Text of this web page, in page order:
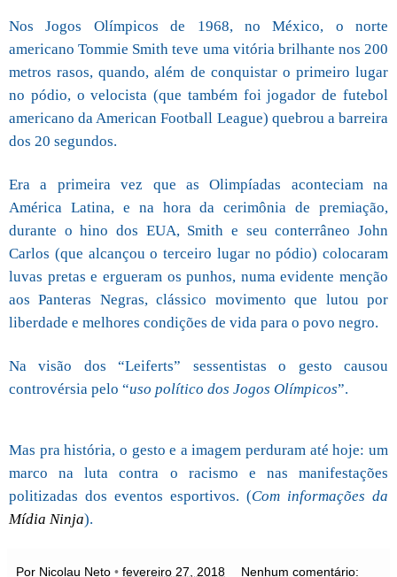
Nos Jogos Olímpicos de 1968, no México, o norte
americano Tommie Smith teve uma vitória brilhante nos 200
metros rasos, quando, além de conquistar o primeiro lugar
no pódio, o velocista (que também foi jogador de futebol
americano da American Football League) quebrou a barreira
dos 20 segundos.
Era a primeira vez que as Olimpíadas aconteciam na
América Latina, e na hora da cerimônia de premiação,
durante o hino dos EUA, Smith e seu conterrâneo John
Carlos (que alcançou o terceiro lugar no pódio) colocaram
luvas pretas e ergueram os punhos, numa evidente menção
aos Panteras Negras, clássico movimento que lutou por
liberdade e melhores condições de vida para o povo negro.
Na visão dos “Leiferts” sessentistas o gesto causou
controvérsia pelo “uso político dos Jogos Olímpicos”.
Mas pra história, o gesto e a imagem perduram até hoje: um
marco na luta contra o racismo e nas manifestações
politizadas dos eventos esportivos. (Com informações da
Mídia Ninja).
Por Nicolau Neto • fevereiro 27, 2018 Nenhum comentário: